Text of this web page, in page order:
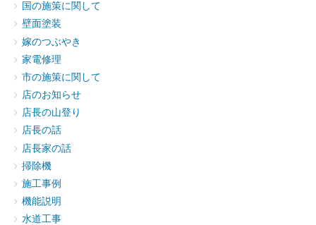
国の施策に関して
壁面塗装
嫁のつぶやき
家電修理
市の施策に関して
店のお知らせ
店長の山登り
店長の話
店長家の話
掃除機
施工事例
機能説明
水道工事